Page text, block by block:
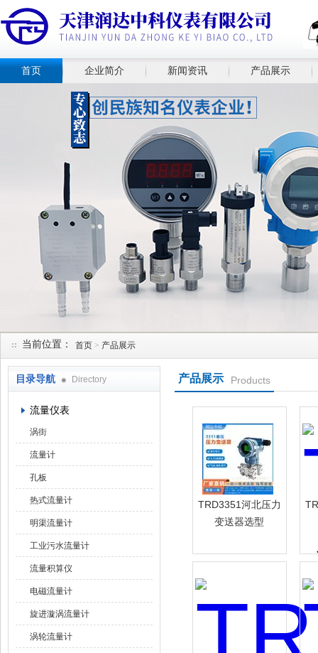
首页 企业简介 新闻资讯 产品展示
当前位置： 首页 > 产品展示
目录导航 Directory
流量仪表
涡街
流量计
孔板
热式流量计
明渠流量计
工业污水流量计
流量积算仪
电磁流量计
旋进漩涡流量计
涡轮流量计
产品展示 Products
TRD3351河北压力
变送器选型